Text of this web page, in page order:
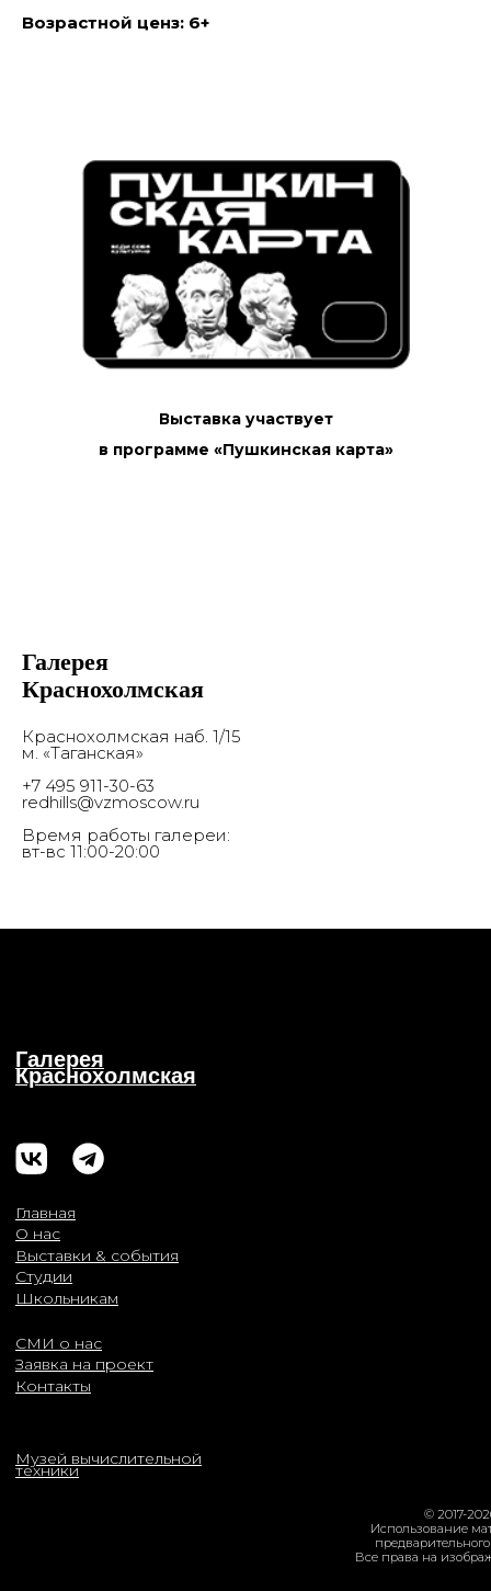
Возрастной ценз: 6+
Выставка участвует
в программе «Пушкинская карта»
Галерея
Краснохолмская
Краснохолмская наб. 1/15
м. «Таганская»
+7 495 911-30-63
redhills@vzmoscow.ru
Время работы галереи:
вт-вс 11:00-20:00
Краснохолмская
Выставки & события
Заявка на проект